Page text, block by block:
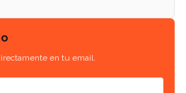
en tu email.